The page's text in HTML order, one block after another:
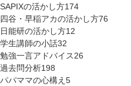
SAPIXの活かし方174
四谷・早稲アカの活かし方76
日能研の活かし方12
学生講師の小話32
勉強一言アドバイス26
過去問分析198
パパママの心構え 5